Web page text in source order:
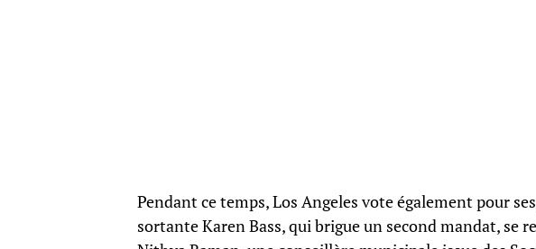
Pendant ce temps, Los Angeles vote également pour
sortante Karen Bass, qui brigue un second mandat, se